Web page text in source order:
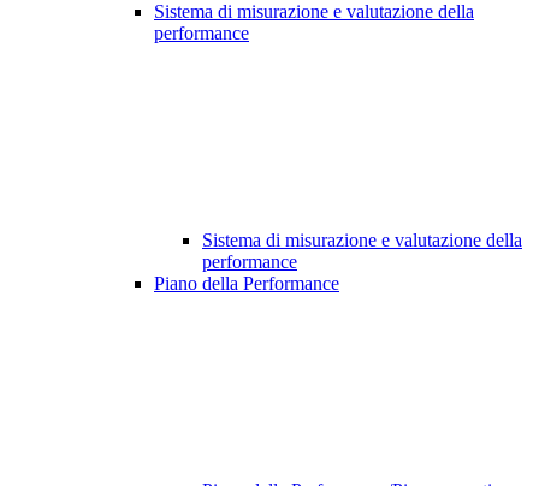
Sistema di misurazione e valutazione della
performance
Sistema di misurazione e valutazione della
performance
Piano della Performance